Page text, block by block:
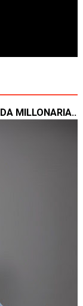
MILLONARIA..